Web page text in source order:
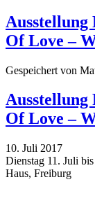
Of Love –
Gespeichert von
Ausstellung
Of Love –
10. Juli 2017
Dienstag 11. Juli
Haus, Freiburg